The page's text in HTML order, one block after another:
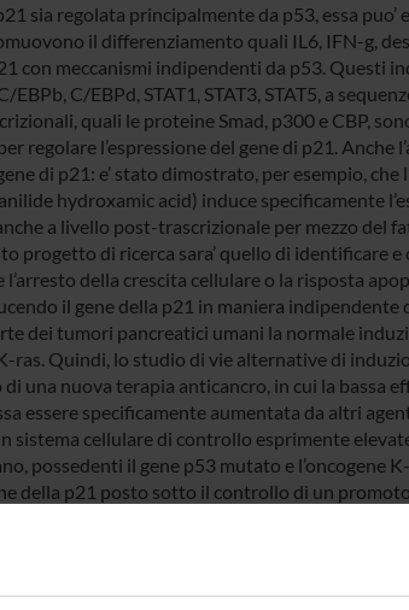
sia regolata principalmente da p53, essa
il differenziamento quali IL6, IFN-g,
con meccanismi indipendenti da p53. Questi
EBPb, C/EBPd, STAT1, STAT3, STAT5, a
quali le proteine Smad, p300 e CBP,
regolare l’espressione del gene di p21.
di p21: e’ stato dimostrato, per esempio,
hydroxamic acid) induce specificamente
a livello post-trascrizionale per mezzo del
progetto di ricerca sara’ quello di identificare
l’arresto della crescita cellulare o la risposta
il gene della p21 in maniera
dei tumori pancreatici umani la normale
ras. Quindi, lo studio di vie alternative di
di una nuova terapia anticancro, in cui la bassa
essere specificamente aumentata da altri
sistema cellulare di controllo esprimente
possedenti il gene p53 mutato e
della p21 posto sotto il controllo di un
inibizione di crescita cellulare dei cloni
cellulare saranno usati i metodi del cristal-
in “soft-agar”. Le cellule saranno quindi
con ioduro di propidio e per apoptosi con i